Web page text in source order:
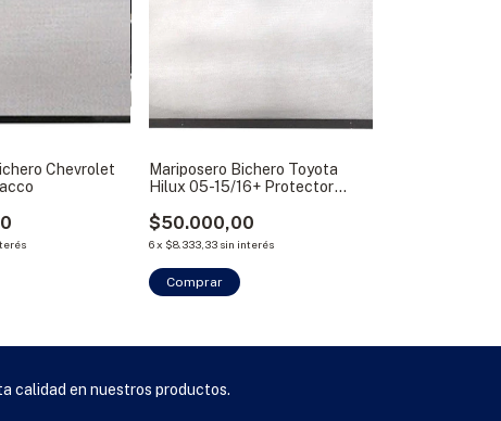
Chevrolet
Mariposero Bichero Toyota
Hilux 05-15/16+ Protector
$50.000,00
6 x $8.333,33 sin interés
Comprar
calidad en nuestros productos.